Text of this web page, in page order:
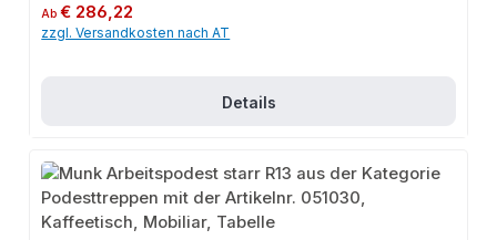
Regulärer Preis:
Ab€ 286,22
zzgl. Versandkosten nach AT
Details